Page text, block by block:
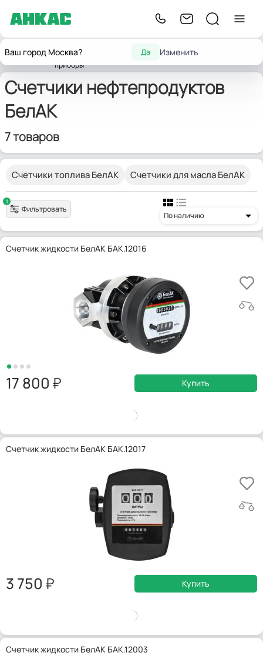
Ваш город Москва? Да Изменить
Главнаяизмерительные
приборы
Счетчики
Счетчики
Счетчики нефтепродуктов
БелАК
7 товаров
Счетчики топлива БелАК Счетчики для масла БелАК
1
Фильтровать
По наличию
Счетчик жидкости БелАК БАК.12016
17 800 Купить
Счетчик жидкости БелАК БАК.12017
3 750 Купить
Счетчик жидкости БелАК БАК.12003